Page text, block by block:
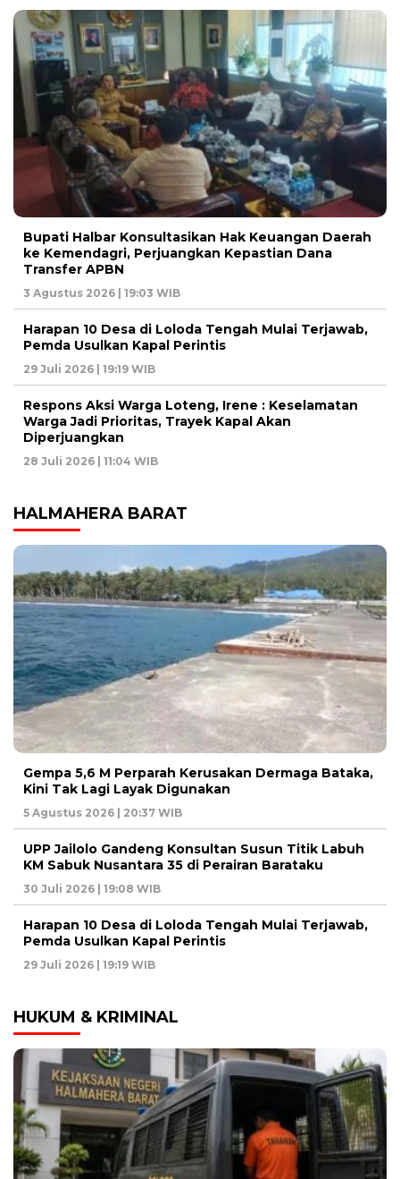
Bupati Halbar Konsultasikan Hak Keuangan Daerah
ke Kemendagri, Perjuangkan Kepastian Dana
Transfer APBN
3 Agustus 2026 | 19:03 WIB
Harapan 10 Desa di Loloda Tengah Mulai Terjawab,
Pemda Usulkan Kapal Perintis
29 Juli 2026 | 19:19 WIB
Respons Aksi Warga Loteng, Irene : Keselamatan
Warga Jadi Prioritas, Trayek Kapal Akan
Diperjuangkan
28 Juli 2026 | 11:04 WIB
HALMAHERA BARAT
Gempa 5,6 M Perparah Kerusakan Dermaga Bataka,
Kini Tak Lagi Layak Digunakan
5 Agustus 2026 | 20:37 WIB
UPP Jailolo Gandeng Konsultan Susun Titik Labuh
KM Sabuk Nusantara 35 di Perairan Barataku
30 Juli 2026 | 19:08 WIB
Harapan 10 Desa di Loloda Tengah Mulai Terjawab,
Pemda Usulkan Kapal Perintis
29 Juli 2026 | 19:19 WIB
HUKUM & KRIMINAL